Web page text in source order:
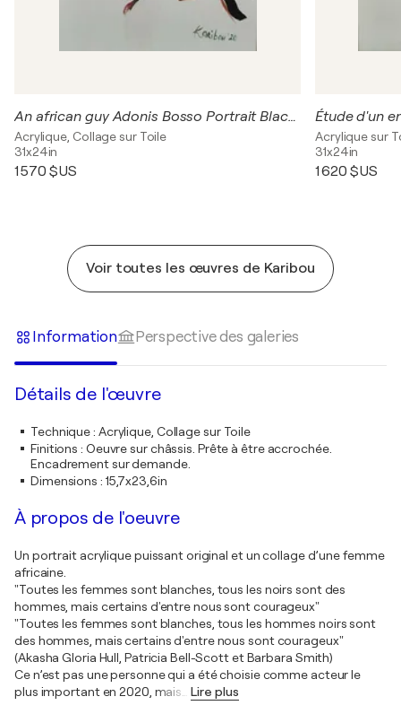
An african guy Adonis Bosso Portrait Black lives matter painting by Karibou
Acrylique, Collage sur Toile
31x24in
1 570 $US
Étude d'un
Acrylique sur
31x24in
1 620 $US
Voir toutes les œuvres de Karibou
Information Perspective des galeries
Détails de l'œuvre
Technique: Acrylique, Collage sur Toile
Finitions : Oeuvre sur châssis. Prête à être accrochée.
Encadrement sur demande.
Dimensions : 15,7x23,6in
À propos de l'oeuvre
Un portrait acrylique puissant original et un collage d’une femme
africaine.
"Toutes les femmes sont blanches, tous les noirs sont des
hommes, mais certains d'entre nous sont courageux"
"Toutes les femmes sont blanches, tous les hommes noirs sont
des hommes, mais certains d'entre nous sont courageux"
(Akasha Gloria Hull, Patricia Bell-Scott et Barbara Smith)
Ce n’est pas une personne qui a été choisie comme acteur le
plus important en 2020, mais
Lire plus